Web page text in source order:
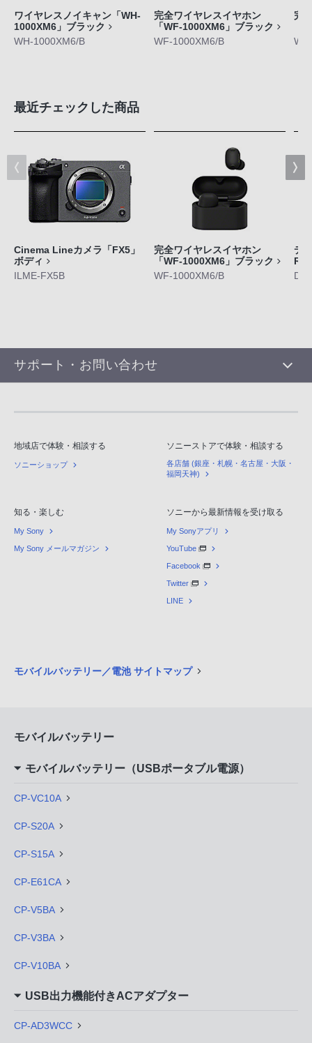
ワイヤレスノイキャン「WH-
1000XM6」ブラック
WH-1000XM6/B
完全ワイヤレスイヤホン
「WF-1000XM6」ブラック
WF-1000XM6/B
完
最近チェックした商品
Cinema Lineカメラ「FX5」
ボディ
ILME-FX5B
完全ワイヤレスイヤホン
「WF-1000XM6」ブラック
WF-1000XM6/B
デ
サポート・お問い合わせ
地域店で体験・相談する
ソニーショップ
ソニーストアで体験・相談する
各店舗 (銀座・札幌・名古屋・大阪・
福岡天神)
知る・楽しむ
My Sony
My Sony メールマガジン
ソニーから最新情報を受け取る
My Sonyアプリ
YouTube
Facebook
Twitter
LINE
モバイルバッテリー／電池 サイトマップ
モバイルバッテリー
モバイルバッテリー（USBポータブル電源）
CP-VC10A
CP-S20A
CP-S15A
CP-E61CA
CP-V5BA
CP-V3BA
CP-V10BA
USB出力機能付きACアダプター
CP-AD3WCC